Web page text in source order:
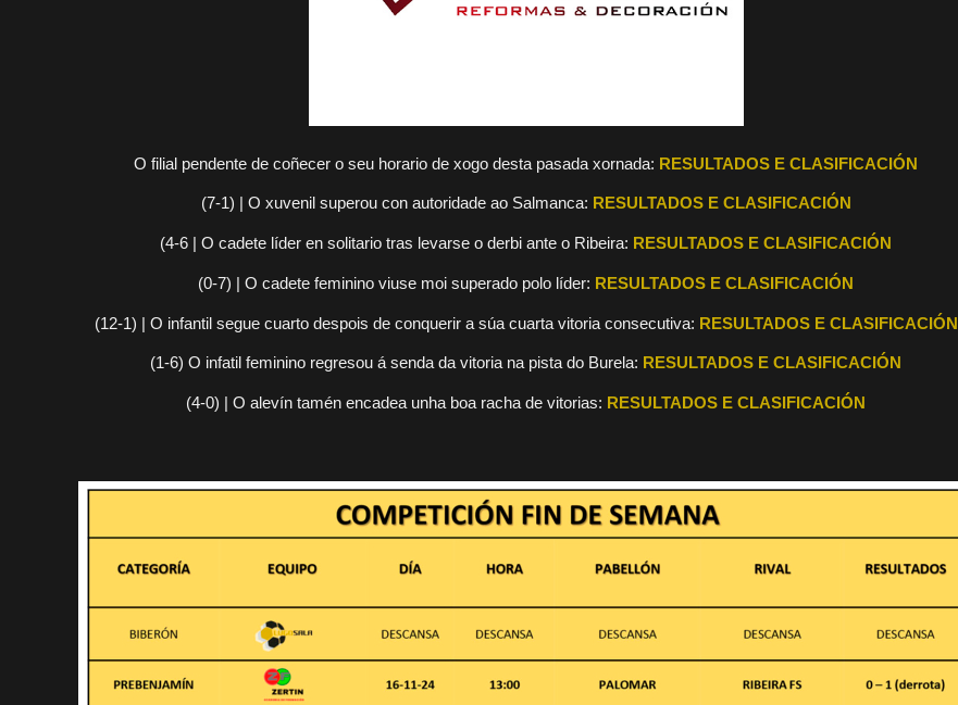
O filial pendente de coñecer o seu horario de xogo desta pasada xornada: RESULTADOS E CLASIFICACIÓN
(7-1) | O xuvenil superou con autoridade ao Salmanca: RESULTADOS E CLASIFICACIÓN
(4-6 | O cadete líder en solitario tras levarse o derbi ante o Ribeira: RESULTADOS E CLASIFICACIÓN
(0-7) | O cadete feminino viuse moi superado polo líder: RESULTADOS E CLASIFICACIÓN
(12-1) | O infantil segue cuarto despois de conquerir a súa cuarta vitoria consecutiva: RESULTADOS E CLASIFICACIÓN
(1-6) O infatil feminino regresou á senda da vitoria na pista do Burela: RESULTADOS E CLASIFICACIÓN
(4-0) | O alevín tamén encadea unha boa racha de vitorias: RESULTADOS E CLASIFICACIÓN